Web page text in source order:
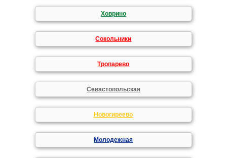
Ховрино
Сокольники
Тропарево
Севастопольская
Новогиреево
Молодежная